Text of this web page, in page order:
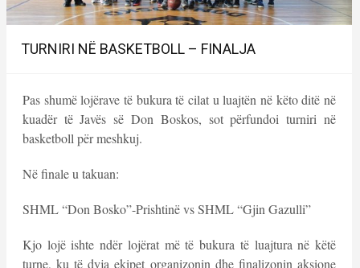
TURNIRI NË BASKETBOLL – FINALJA
Pas shumë lojërave të bukura të cilat u luajtën në këto ditë në
kuadër të Javës së Don Boskos, sot përfundoi turniri në
basketboll për meshkuj.
Në finale u takuan:
SHML “Don Bosko”-Prishtinë vs SHML “Gjin Gazulli”
Kjo lojë ishte ndër lojërat më të bukura të luajtura në këtë
turne, ku të dyja ekipet organizonin dhe finalizonin aksione